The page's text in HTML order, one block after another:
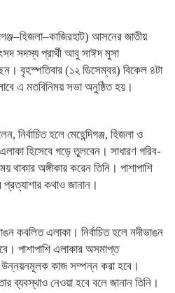
আসনের জাতীয়
সদস্য প্রার্থী আবু সাঈদ মুসা
বৃহস্পতিবার (১২ ডিসেম্বর) বিকেল ৪টা
এ মতবিনিময় সভা অনুষ্ঠিত হয়।
হলে মেহেন্দিগঞ্জ, হিজলা ও
হিসেবে গড়ে তুলবেন। সাধারণ গরিব-
থাকার অঙ্গীকার করেন তিনি। পাশাপাশি
প্রত্যাশার কথাও জানান।
কবলিত এলাকা। নির্বাচিত হলে নদীভাঙন
পাশাপাশি এলাকার অসমাপ্ত
উন্নয়নমূলক কাজ সম্পন্ন করা হবে।
ব্যবস্থাও নেওয়া হবে বলে জানান তিনি।